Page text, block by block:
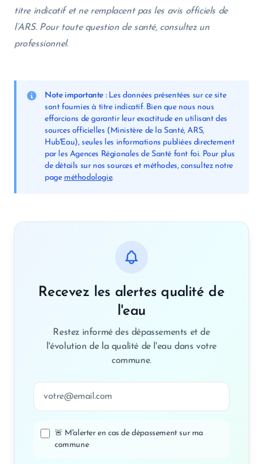
titre indicatif et ne remplacent pas les avis officiels de
l’ARS. Pour toute question de santé, consultez un
professionnel.
Note importante :Les données présentées sur ce site
sont fournies à titre indicatif. Bien que nous nous
efforcions de garantir leur exactitude en utilisant des
sources officielles (Ministère de la Santé, ARS,
Hub'Eau), seules les informations publiées directement
par les Agences Régionales de Santé font foi. Pour plus
de détails sur nos sources et méthodes, consultez notre
page méthodologie.
Recevez les alertes qualité de
l'eau
Restez informé des dépassements et de
l'évolution de la qualité de l'eau dans votre
commune.
🚨 M'alerter en cas de dépassement sur ma
commune